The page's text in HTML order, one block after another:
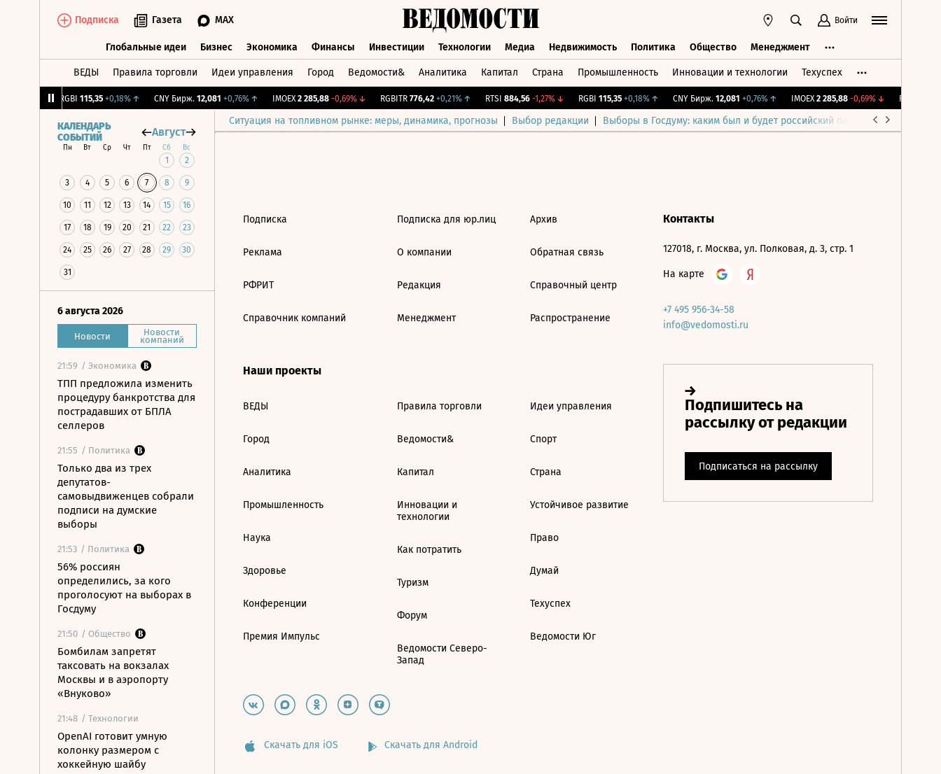
Подписка Газета MAX Войти
Глобальные идеи Бизнес Экономика Финансы Инвестиции Технологии Медиа Недвижимость Политика Общество Менеджмент
ВЕДЫ Правила торговли Идеи управления Город Ведомости& Аналитика Капитал Страна Промышленность Инновации и технологии Техуспех
RGBI 115,35 +0,18%↑ CNY Бирж. 12,081 +0,76%↑ IMOEX 2 285,88 -0,69%↓ RGBITR 776,42 +0,21%↑ RTSI 884,56 -1,27%↓ RGBI 115,35 +0,18%↑ CNY Бирж. 12,081 +0,76%↑ IMOEX 2 285,88 -0,69%↓ RGBITR
Ситуация на топливном рынке: меры, динамика, прогнозы Выбор редакции Выборы в Госдуму: каким был и будет российский парламент
КАЛЕНДАРЬ
СОБЫТИЙ
Август
Пн Вт Ср Чт Пт Сб Вс
1 2
3 4 5 6 7 8 9
10 11 12 13 14 15 16
17 18 19 20 21 22 23
24 25 26 27 28 29 30
31
6 августа 2026
Новости Новости
компаний
21:59 / Экономика
ТПП предложила изменить
процедуру банкротства для
пострадавших от БПЛА
селлеров
21:55 / Политика
Только два из трех
депутатов-
самовыдвиженцев собрали
подписи на думские
выборы
21:53 / Политика
56% россиян
определились, за кого
проголосуют на выборах в
Госдуму
21:50 / Общество
Бомбилам запретят
таксовать на вокзалах
Москвы и в аэропорту
«Внуково»
21:48 / Технологии
OpenAI готовит умную
колонку размером с
хоккейную шайбу
Подписка
Реклама
РФРИТ
Справочник компаний
Подписка для юр.лиц
О компании
Редакция
Менеджмент
Архив
Обратная связь
Справочный центр
Распространение
Наши проекты
ВЕДЫ
Город
Аналитика
Промышленность
Наука
Здоровье
Конференции
Премия Импульс
Правила торговли
Ведомости&
Капитал
Инновации и
технологии
Как потратить
Туризм
Форум
Ведомости Северо-
Запад
Идеи управления
Спорт
Страна
Устойчивое развитие
Право
Думай
Техуспех
Ведомости Юг
Контакты
127018, г. Москва, ул. Полковая, д. 3, стр. 1
На карте
+7 495 956-34-58
info@vedomosti.ru
Скачать для iOS Скачать для Android